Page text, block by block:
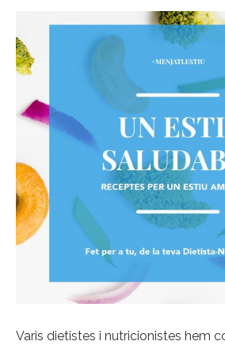
Varis dietistes i nutricionistes hem